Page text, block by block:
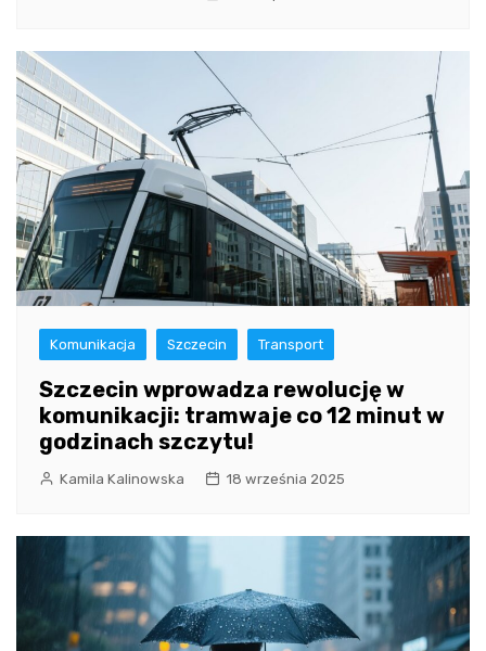
Komunikacja Szczecin Transport
Szczecin wprowadza rewolucję w
komunikacji: tramwaje co 12 minut w
godzinach szczytu!
Kamila Kalinowska 18 września 2025